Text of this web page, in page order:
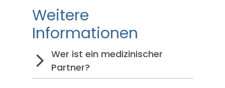
Weitere
Informationen
Wer ist ein medizinischer
Partner?